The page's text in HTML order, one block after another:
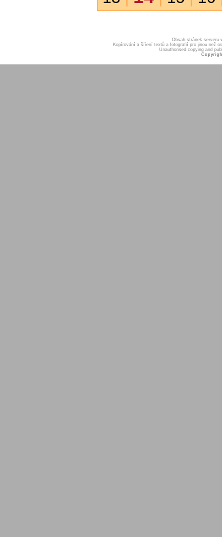
Obsah stránek serveru
Kopírování a šíření textů a fotografií pro jinou než
Unauthorised copying and